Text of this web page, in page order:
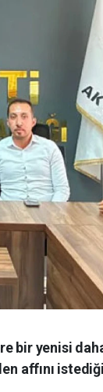
bir yenisi
affını